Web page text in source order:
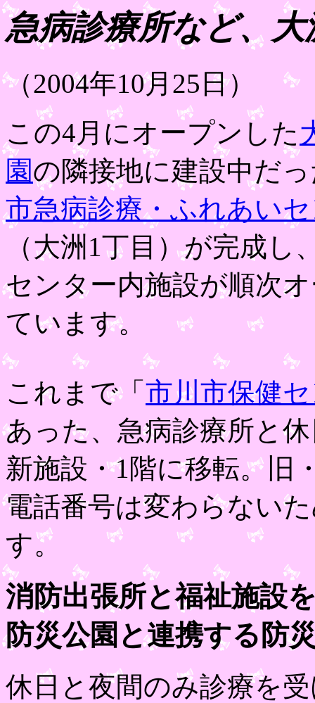
急病診療所など、
（2004年10月25日）
この4月にオープンした
園の隣接地に建設中だ
市急病診療・ふれあい
（大洲1丁目）が完成し
センター内施設が順次
ています。
これまで「 市川市保健
あった、急病診療所と
新施設・1階に移転。旧
電話番号は変わらない
す。
消防出張所と福祉施設
防災公園と連携する防
休日と夜間のみ診療を